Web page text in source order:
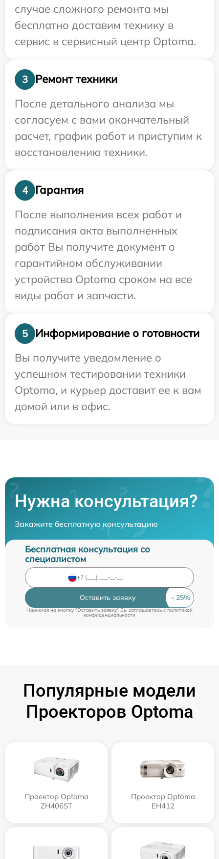
случае сложного ремонта мы
бесплатно доставим технику в
сервис в сервисный центр Optoma.
3
Ремонт техники
После детального анализа мы
согласуем с вами окончательный
расчет, график работ и приступим к
восстановлению техники.
4
Гарантия
После выполнения всех работ и
подписания акта выполненных
работ Вы получите документ о
гарантийном обслуживании
устройства Optoma сроком на все
виды работ и запчасти.
5
Информирование о готовности
Вы получите уведомление о
успешном тестировании техники
Optoma, и курьер доставит ее к вам
домой или в офис.
Нужна консультация?
Закажите бесплатную консультацию
Бесплатная консультация со
специалистом
Оставить заявку
Нажимая на кнопку "Оставить заявку" Вы соглашаетесь cполитикой
конфиденциальности
Популярные модели
Проекторов Optoma
Проектор Optoma
ZH406ST
Проектор Optoma
EH412